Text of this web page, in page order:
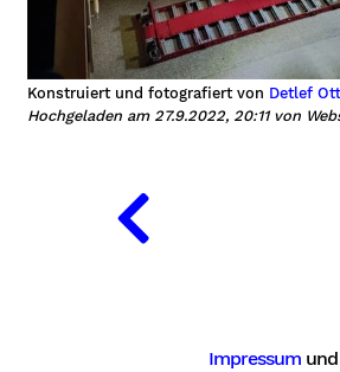
Konstruiert und fotografiert von Detlef
Hochgeladen am 27.9.2022, 20:11 von
Impressum und